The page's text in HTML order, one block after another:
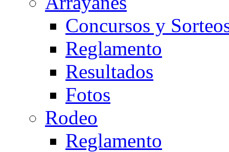
Concursos y
Reglamento
Resultados
Fotos
Rodeo
Reglamento